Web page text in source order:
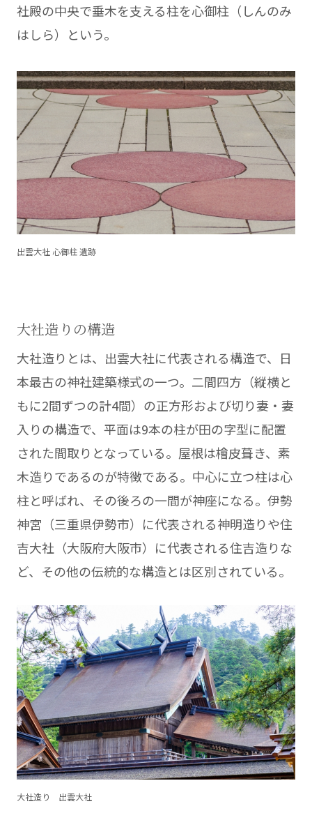
出雲大社 心御柱 遺跡
社殿の中央で垂木を支える柱を心御柱（しんのみ
はしら）という。
大社造りの構造
大社造りとは、出雲大社に代表される構造で、日
本最古の神社建築様式の一つ。二間四方（縦横と
もに2間ずつの計4間）の正方形および切り妻・妻
入りの構造で、平面は9本の柱が田の字型に配置
された間取りとなっている。屋根は檜皮葺き、素
木造りであるのが特徴である。中心に立つ柱は心
柱と呼ばれ、その後ろの一間が神座になる。伊勢
神宮（三重県伊勢市）に代表される神明造りや住
吉大社（大阪府大阪市）に代表される住吉造りな
ど、その他の伝統的な構造とは区別されている。
大社造り 出雲大社